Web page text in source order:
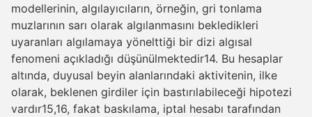
modellerinin, algılayıcıların, örneğin, gri tonlama
muzlarının sarı olarak algılanmasını bekledikleri
uyaranları algılamaya yönelttiği bir dizi algısal
fenomeni açıkladığı düşünülmektedir14. Bu hesaplar
altında, duyusal beyin alanlarındaki aktivitenin, ilke
olarak, beklenen girdiler için bastırılabileceği hipotezi
vardır15,16, fakat baskılama, iptal hesabı tarafından